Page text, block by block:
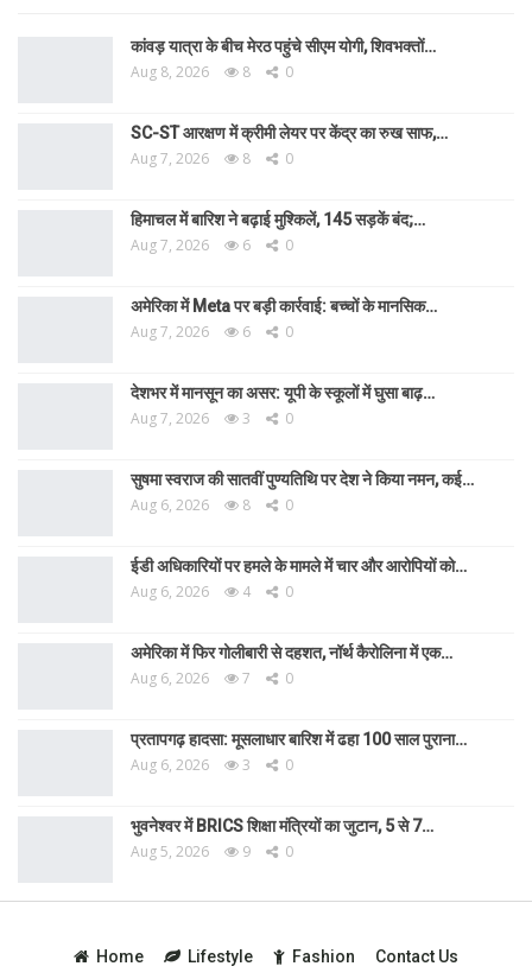
कांवड़ यात्रा के बीच मेरठ पहुंचे सीएम योगी, शिवभक्तों…
Aug 8, 2026 8 0
SC-ST आरक्षण में क्रीमी लेयर पर केंद्र का रुख साफ,…
Aug 7, 2026 8 0
हिमाचल में बारिश ने बढ़ाई मुश्किलें, 145 सड़कें बंद;…
Aug 7, 2026 6 0
अमेरिका में Meta पर बड़ी कार्रवाई: बच्चों के मानसिक…
Aug 7, 2026 6 0
देशभर में मानसून का असर: यूपी के स्कूलों में घुसा बाढ़…
Aug 7, 2026 3 0
सुषमा स्वराज की सातवीं पुण्यतिथि पर देश ने किया नमन, कई…
Aug 6, 2026 8 0
ईडी अधिकारियों पर हमले के मामले में चार और आरोपियों को…
Aug 6, 2026 4 0
अमेरिका में फिर गोलीबारी से दहशत, नॉर्थ कैरोलिना में एक…
Aug 6, 2026 7 0
प्रतापगढ़ हादसा: मूसलाधार बारिश में ढहा 100 साल पुराना…
Aug 6, 2026 3 0
भुवनेश्वर में BRICS शिक्षा मंत्रियों का जुटान, 5 से 7…
Aug 5, 2026 9 0
Home Lifestyle Fashion Contact Us